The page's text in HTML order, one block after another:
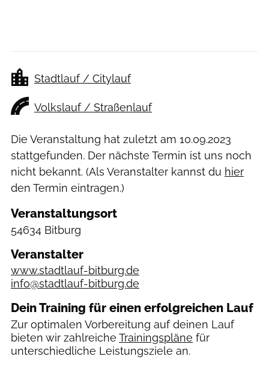
Stadtlauf / Citylauf
Volkslauf / Straßenlauf
Die Veranstaltung hat zuletzt am 10.09.2023
stattgefunden. Der nächste Termin ist uns noch
nicht bekannt. (Als Veranstalter kannst du hier
den Termin eintragen.)
Veranstaltungsort
54634 Bitburg
Veranstalter
www.stadtlauf-bitburg.de
info@stadtlauf-bitburg.de
Dein Training für einen erfolgreichen Lauf
Zur optimalen Vorbereitung auf deinen Lauf
bieten wir zahlreiche Trainingspläne für
unterschiedliche Leistungsziele an.